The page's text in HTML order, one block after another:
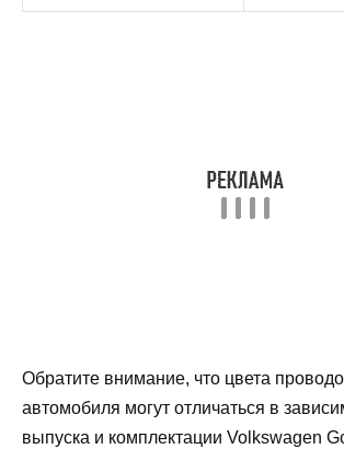
Обратите внимание, что цвета
автомобиля могут отличаться в
выпуска и комплектации Volkswagen